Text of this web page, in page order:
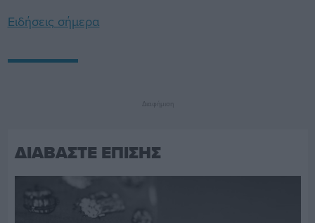
Ειδήσεις σήμερα
Διαφήμιση
ΔΙΑΒΑΣΤΕ ΕΠΙΣΗΣ